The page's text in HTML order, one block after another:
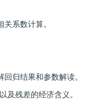
系数计算。
归结果和参数解读。
及残差的经济含义。